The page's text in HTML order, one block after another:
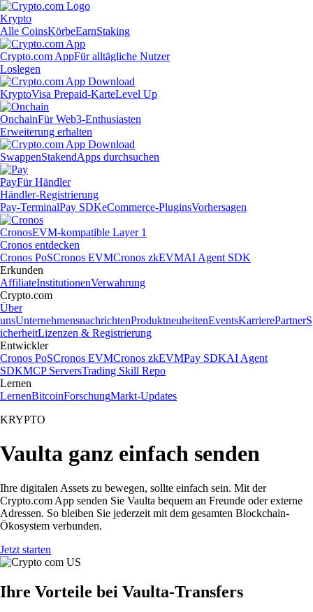
Krypto
Alle CoinsKörbeEarnStaking
Crypto.com AppFür alltägliche Nutzer
Loslegen
KryptoVisa Prepaid-KarteLevel Up
OnchainFür Web3-Enthusiasten
Erweiterung erhalten
SwappenStakendApps durchsuchen
PayFür Händler
Händler-Registrierung
Pay-TerminalPay SDKeCommerce-PluginsVorhersagen
CronosEVM-kompatible Layer 1
Cronos entdecken
Cronos PoSCronos EVMCronos zkEVMAI Agent SDK
Erkunden
AffiliateInstitutionenVerwahrung
Crypto.com
Über
unsUnternehmensnachrichtenProduktneuheitenEventsKarrierePartnerS
icherheitLizenzen & Registrierung
Entwickler
Cronos PoSCronos EVMCronos zkEVMPay SDKAI Agent
SDKMCP ServersTrading Skill Repo
Lernen
LernenBitcoinForschungMarkt-Updates
KRYPTO
Vaulta ganz einfach senden
Ihre digitalen Assets zu bewegen, sollte einfach sein. Mit der
Crypto.com App senden Sie Vaulta bequem an Freunde oder externe
Adressen. So bleiben Sie jederzeit mit dem gesamten Blockchain-
Ökosystem verbunden.
Jetzt starten
Ihre Vorteile bei Vaulta-Transfers